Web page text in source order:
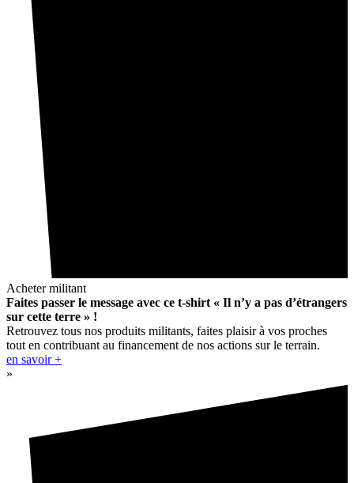
Acheter militant
Faites passer le message avec ce t-shirt « Il n’y a pas d’étrangers
sur cette terre » !
Retrouvez tous nos produits militants, faites plaisir à vos proches
tout en contribuant au financement de nos actions sur le terrain.
en savoir +
»